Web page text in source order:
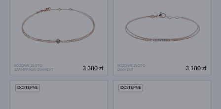
RÓŻOWE ZŁOTO
SZAMPAŃSKI DIAMENT
3 380 zł
RÓŻOWE ZŁOTO
DIAMENT
3 180 zł
DOSTĘPNE DOSTĘPNE